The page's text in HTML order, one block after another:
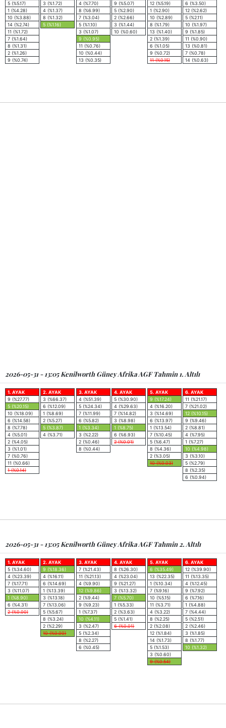
5 (%5.17)
1 (%4.28)
10 (%3.88)
14 (%2.74)
11 (%1.72)
7 (%1.64)
8 (%1.31)
2 (%1.26)
9 (%0.74)
3 (%1.72)
4 (%1.37)
8 (%1.32)
5 (%1.16)
4 (%7.70)
8 (%6.99)
7 (%3.04)
5 (%1.10)
3 (%1.07)
9 (%0.95)
11 (%0.76)
10 (%0.44)
13 (%0.35)
9 (%5.07)
5 (%2.90)
2 (%2.66)
3 (%1.44)
10 (%0.60)
12 (%5.19)
1 (%2.90)
10 (%2.89)
8 (%1.79)
13 (%1.40)
2 (%1.39)
6 (%1.05)
9 (%0.72)
11 (%0.15)
6 (%3.50)
12 (%2.62)
5 (%2.11)
10 (%1.97)
9 (%1.85)
11 (%0.90)
13 (%0.81)
7 (%0.78)
14 (%0.63)
2026-05-31 - 13:05 Kenilworth Güney Afrika AGF Tahmin 1. Altılı
1. AYAK
9 (%27.77)
5 (%20.15)
10 (%18.09)
6 (%14.58)
8 (%7.78)
4 (%5.01)
2 (%4.05)
3 (%1.01)
7 (%0.76)
11 (%0.66)
1 (%0.14)
2. AYAK
3 (%66.37)
6 (%12.09)
1 (%8.69)
2 (%5.27)
5 (%3.87)
4 (%3.71)
3. AYAK
4 (%51.39)
5 (%24.34)
7 (%11.99)
6 (%5.82)
1 (%3.34)
3 (%2.22)
2 (%0.46)
8 (%0.44)
4. AYAK
5 (%30.90)
4 (%29.63)
7 (%14.82)
3 (%8.98)
1 (%8.75)
6 (%6.93)
2 (%0.01)
5. AYAK
9 (%17.24)
4 (%16.20)
3 (%14.69)
6 (%13.97)
1 (%13.54)
7 (%10.45)
5 (%6.47)
8 (%4.36)
2 (%3.05)
10 (%0.03)
6. AYAK
11 (%21.17)
7 (%21.02)
12 (%10.15)
9 (%9.46)
2 (%8.81)
4 (%7.95)
1 (%7.27)
10 (%4.98)
3 (%3.10)
5 (%2.79)
8 (%2.35)
6 (%0.94)
2026-05-31 - 13:05 Kenilworth Güney Afrika AGF Tahmin 2. Altılı
1. AYAK
5 (%34.60)
4 (%23.39)
7 (%17.71)
3 (%11.07)
1 (%8.90)
6 (%4.31)
2 (%0.00)
2. AYAK
9 (%18.36)
4 (%16.11)
6 (%14.69)
1 (%13.39)
3 (%13.18)
7 (%13.06)
5 (%5.67)
8 (%3.24)
2 (%2.29)
10 (%0.00)
3. AYAK
7 (%21.43)
11 (%21.13)
4 (%9.90)
12 (%9.86)
2 (%9.44)
9 (%9.23)
1 (%7.37)
10 (%4.11)
3 (%2.47)
5 (%2.34)
8 (%2.27)
6 (%0.45)
4. AYAK
8 (%26.30)
4 (%23.04)
9 (%21.27)
3 (%13.32)
7 (%5.70)
1 (%5.33)
2 (%3.63)
5 (%1.41)
6 (%0.01)
5. AYAK
6 (%35.49)
13 (%22.35)
1 (%10.34)
7 (%9.16)
10 (%5.15)
11 (%3.71)
4 (%3.22)
8 (%2.25)
2 (%2.08)
12 (%1.84)
14 (%1.73)
5 (%1.53)
3 (%0.60)
9 (%0.54)
6. AYAK
12 (%39.90)
11 (%13.35)
4 (%12.45)
9 (%7.92)
6 (%7.16)
1 (%4.88)
7 (%4.44)
5 (%2.51)
2 (%2.46)
3 (%1.85)
8 (%1.77)
10 (%1.32)